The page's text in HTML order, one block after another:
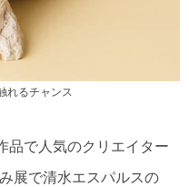
れるチャンス
品で人気のクリエイター
展で清水エスパルスの